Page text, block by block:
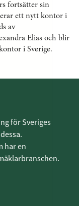
fortsätter sin
ett nytt kontor i
av
Elias och blir
i Sverige.
för Sveriges
har en